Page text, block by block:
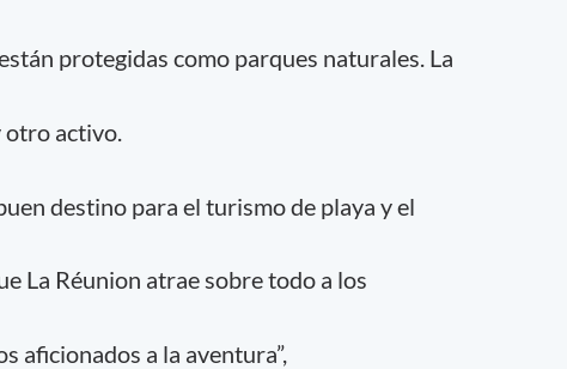
protegidas como parques naturales. La
otro activo.
destino para el turismo de playa y el
La Réunion atrae sobre todo a los
aficionados a la aventura”,